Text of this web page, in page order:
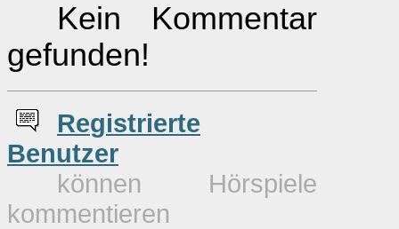
Kein Kommentar
gefunden!
Registrierte
Benutzer
können Hörspiele
kommentieren